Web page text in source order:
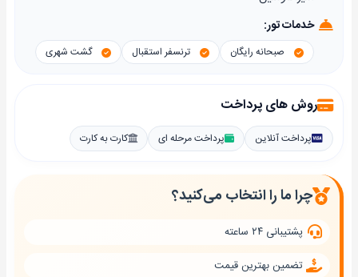
خدمات تور:
صبحانه رایگان ترنسفر استقبال گشت شهری
روش های پرداخت
پرداخت آنلاین پرداخت مرحله ای کارت به کارت
چرا ما را انتخاب می‌کنید؟
پشتیبانی ۲۴ ساعته
تضمین بهترین قیمت